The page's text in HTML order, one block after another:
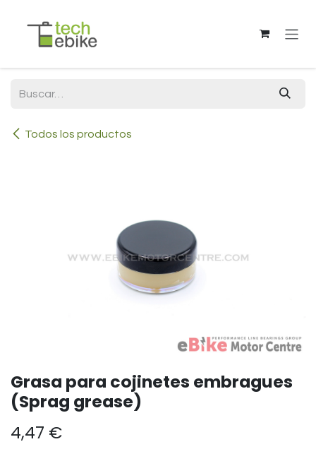
Todos los productos
Grasa para cojinetes embragues
(Sprag grease)
4,47 €